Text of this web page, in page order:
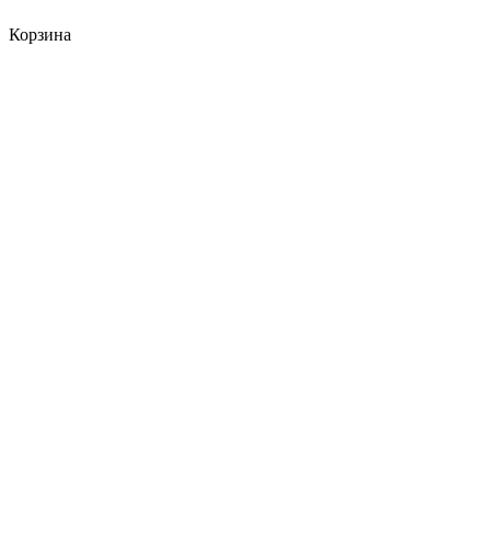
Корзина